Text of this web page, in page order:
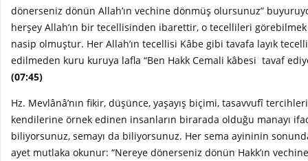
dönerseniz dönün Allah’ın vechine dönmüş olursunuz”
herşey Allah’ın bir tecellisinden ibarettir, o tecellileri görebilmek
nasip olmuştur. Her Allah’ın tecellisi Kâbe gibi tavafa layık
edilmeden kuru kuruya lafla “Ben Hakk Cemali kâbesi tavaf
(07:45)
Hz. Mevlânâ’nın fikir, düşünce, yaşayış biçimi, tasavvufî
kendilerine örnek edinen insanların birarada olduğu manayı
biliyorsunuz, semayı da biliyorsunuz. Her sema ayininin
ayet mutlaka okunur: “Nereye dönerseniz dönün Hakk’ın